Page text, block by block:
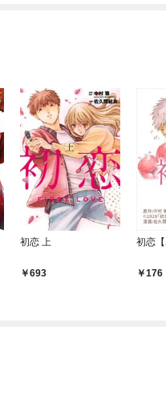
初恋 上
693
初恋【
176